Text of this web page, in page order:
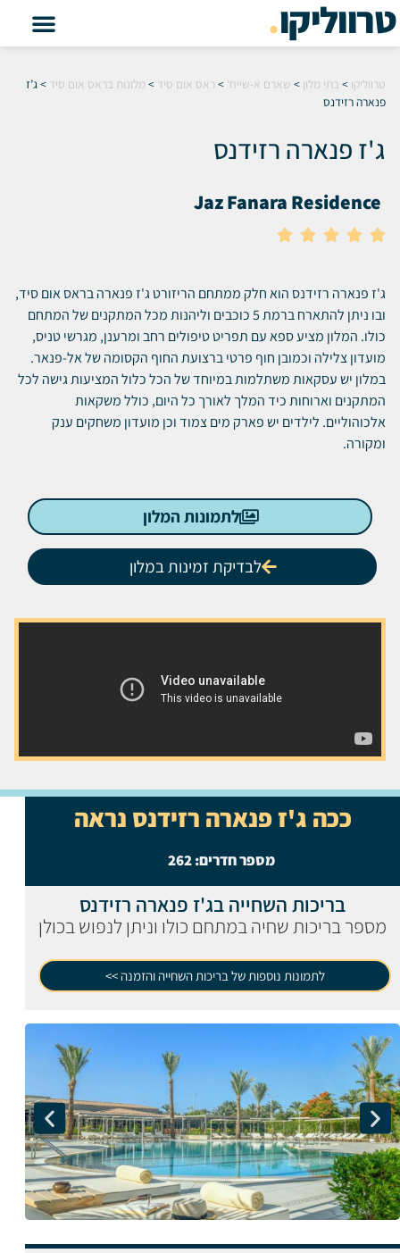
טרווליקו.
טרווליקו > בתי מלון > שארם א-שייח' > ראס אום סיד > מלונות בראס אום סיד >ג’ז
פנארה רזידנס
ג'ז פנארה רזידנס
Jaz Fanara Residence





ג'ז פנארה רזידנס הוא חלק ממתחם הריזורט ג'ז פנארה בראס אום סיד,
ובו ניתן להתארח ברמת 5 כוכבים וליהנות מכל המתקנים של המתחם
כולו. המלון מציע ספא עם תפריט טיפולים רחב ומרענן, מגרשי טניס,
מועדון צלילה וכמובן חוף פרטי ברצועת החוף הקסומה של אל-פנאר.
במלון יש עסקאות משתלמות במיוחד של הכל כלול המציעות גישה לכל
המתקנים וארוחות כיד המלך לאורך כל היום, כולל משקאות
אלכוהוליים. לילדים יש פארק מים צמוד וכן מועדון משחקים ענק
ומקורה.
לתמונות המלון
לבדיקת זמינות במלון
ככה ג'ז פנארה רזידנס נראה
מספר חדרים:262
בריכות השחייה בג'ז פנארה רזידנס
מספר בריכות שחיה במתחם כולו וניתן לנפוש בכולן
לתמונות נוספות של בריכות השחייה והזמנה >>